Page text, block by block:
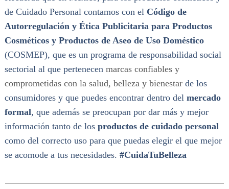
de Cuidado Personal contamos con el Código de
Autorregulación y Ética Publicitaria para Productos
Cosméticos y Productos de Aseo de Uso Doméstico
(COSMEP), que es un programa de responsabilidad social
sectorial al que pertenecen marcas confiables y
comprometidas con la salud, belleza y bienestarde los
consumidores y que puedes encontrar dentro del mercado
formal, que además se preocupan por dar más y mejor
información tanto de los productos de cuidado personal
como del correcto uso para que puedas elegir el que mejor
se acomode a tus necesidades. #CuidaTuBelleza